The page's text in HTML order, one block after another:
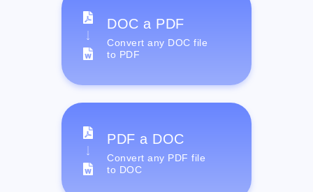
DOC a PDF
Convert any DOC file
to PDF
PDF a DOC
Convert any PDF file
to DOC